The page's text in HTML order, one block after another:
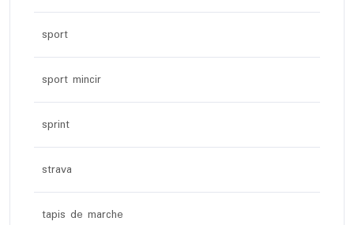
sport
sport mincir
sprint
strava
tapis de marche